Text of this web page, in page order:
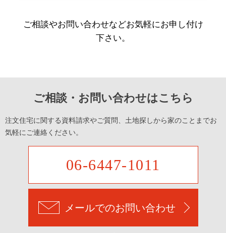
ご相談やお問い合わせなどお気軽にお申し付け
下さい。
ご相談・お問い合わせはこちら
注文住宅に関する資料請求やご質問、土地探しから家のことまでお
気軽にご連絡ください。
06-6447-1011
メールでのお問い合わせ